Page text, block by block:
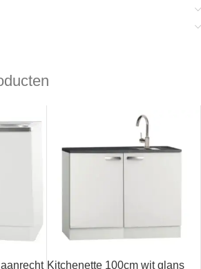
Kitchenette 100cm wit glans